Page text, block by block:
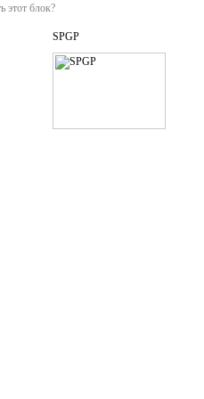
делаем упор на качество
непредвиденные нюансы и
партнёрства!
этот блок?
SPGP